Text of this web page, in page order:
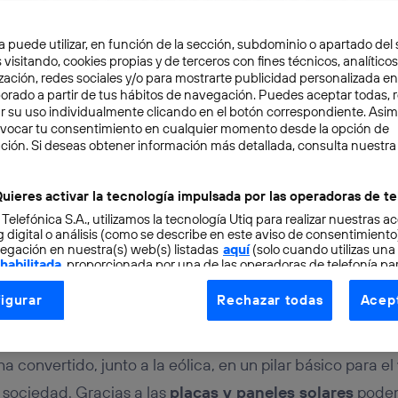
5 min
flotantes: la
generando
convertido, junto a la eólica, en un pilar básico para el
Gracias a las placas y paneles solares
puede utilizar, en función de la sección, subdominio o apartado del
visitando, cookies propias y de terceros con fines técnicos,
redes sociales y/o para mostrarte publicidad personalizada
a partir de tus hábitos de navegación. Puedes aceptar todas,
su uso individualmente clicando en el botón correspondiente.
tu consentimiento en cualquier momento desde la opción de
Si deseas obtener información más detallada, consulta nuestra
activar la tecnología impulsada por las operadoras de
S.A., utilizamos la tecnología Utiq para realizar nuestras
digital o análisis (como se describe en este aviso de
en nuestra(s) web(s) listadas aquí(solo cuando utilizas una
, proporcionada por una de las operadoras de telefonía
consentimiento en cada página web).
Utiq está diseñada con la privacidad como prioridad
dirección IP y otra información de la cuenta de cliente de
a la conexión que utilizas (p. ej., número de teléfono móvil).
Rechazar todas